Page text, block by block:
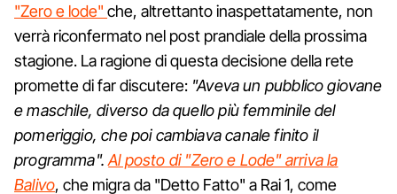
"Zero e lode" che, altrettanto inaspettatamente, non
verrà riconfermato nel post prandiale della prossima
stagione. La ragione di questa decisione della rete
promette di far discutere: "Aveva un pubblico giovane
e maschile, diverso da quello più femminile del
pomeriggio, che poi cambiava canale finito il
programma".Al posto di "Zero e Lode" arriva la
Balivo, che migra da "Detto Fatto" a Rai 1, come